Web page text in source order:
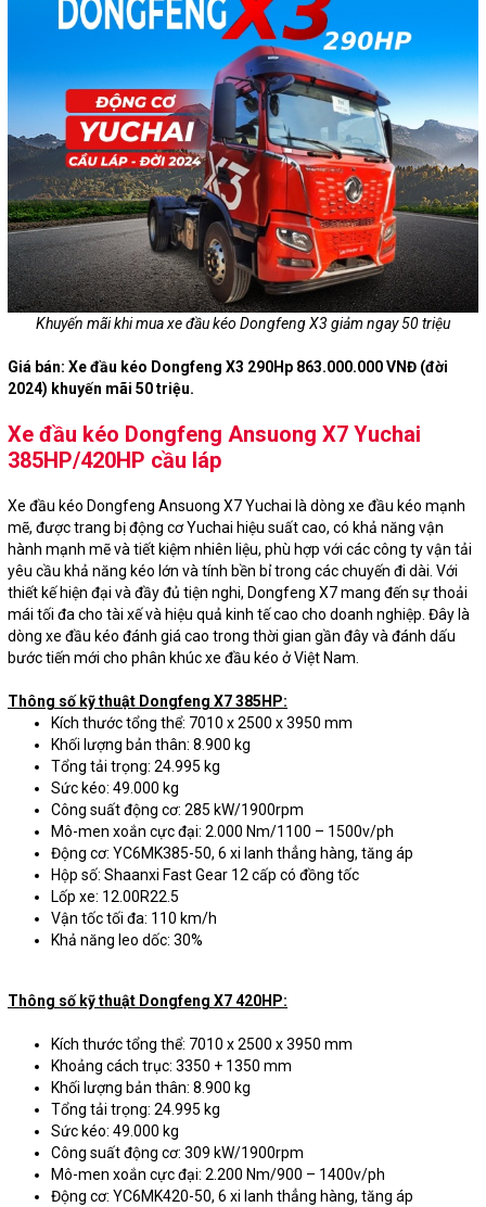
Khuyến mãi khi mua xe đầu kéo Dongfeng X3 giảm ngay 50 triệu
Giá bán: Xe đầu kéo Dongfeng X3 290Hp 863.000.000 VNĐ (đời
2024) khuyến mãi 50 triệu.
Xe đầu kéo Dongfeng Ansuong X7 Yuchai
385HP/420HP cầu láp
Xe đầu kéo Dongfeng Ansuong X7 Yuchai là dòng xe đầu kéo mạnh
mẽ, được trang bị động cơ Yuchai hiệu suất cao, có khả năng vận
hành mạnh mẽ và tiết kiệm nhiên liệu, phù hợp với các công ty vận tải
yêu cầu khả năng kéo lớn và tính bền bỉ trong các chuyến đi dài. Với
thiết kế hiện đại và đầy đủ tiện nghi, Dongfeng X7 mang đến sự thoải
mái tối đa cho tài xế và hiệu quả kinh tế cao cho doanh nghiệp. Đây là
dòng xe đầu kéo đánh giá cao trong thời gian gần đây và đánh dấu
bước tiến mới cho phân khúc xe đầu kéo ở Việt Nam.
Thông số kỹ thuật Dongfeng X7 385HP:
Kích thước tổng thể: 7010 x 2500 x 3950 mm
Khối lượng bản thân: 8.900 kg
Tổng tải trọng: 24.995 kg
Sức kéo: 49.000 kg
Công suất động cơ: 285 kW/1900rpm
Mô-men xoắn cực đại: 2.000 Nm/1100 – 1500v/ph
Động cơ: YC6MK385-50, 6 xi lanh thẳng hàng, tăng áp
Hộp số: Shaanxi Fast Gear 12 cấp có đồng tốc
Lốp xe: 12.00R22.5
Vận tốc tối đa: 110 km/h
Khả năng leo dốc: 30%
Thông số kỹ thuật Dongfeng X7 420HP:
Kích thước tổng thể: 7010 x 2500 x 3950 mm
Khoảng cách trục: 3350 + 1350 mm
Khối lượng bản thân: 8.900 kg
Tổng tải trọng: 24.995 kg
Sức kéo: 49.000 kg
Công suất động cơ: 309 kW/1900rpm
Mô-men xoắn cực đại: 2.200 Nm/900 – 1400v/ph
Động cơ: YC6MK420-50, 6 xi lanh thẳng hàng, tăng áp